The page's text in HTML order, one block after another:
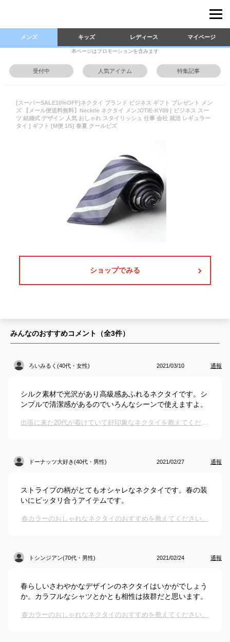
メンズ キッズ レディース マイページ
本ページはプロモーションを含みます
受付中 人気アイテム 特集記事
[スーパーSALE10%OFF]ネクタイ ブランド ビジネス ギフト プレゼント メン
ズ 【メール便送料無料】Necktie ネクタイ メンズ/TIE-KY09 [ ビジネス スー
ツ 結婚式 デザイン 人気 おしゃれ スタイリッシュ 仕事 会社 就活 レギュラー
タイ ] ギフト [M便 1/5] 春夏 クールビズ
ショップでみる
みんなのおすすめコメント（全3件）
ろいみるく(40代・女性) 2021/03/10 通報
シルク素材で光沢があり高級感あふれるネクタイです。シ
ンプルで清潔感があるのでいろんなシーンで使えますよ。
出張に来た20代が着けていて好印象なネクタイを教えてください
ドーナッツ大好き(40代・男性) 2021/02/27 通報
ストライプの柄がとてもオシャレなネクタイです。春の装
いにピッタリ合うアイテムです。
春カラーのおしゃれなネクタイのおすすめを教えてください。
トシンジアン(70代・男性) 2021/02/24 通報
春らしいさわやかなデザインのネクタイはいかがでしょう
か。カラフルなシャツとかとも相性は抜群だと思います。
春カラーのおしゃれなネクタイのおすすめを教えてください。